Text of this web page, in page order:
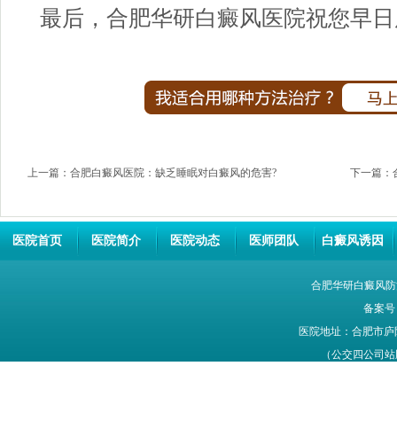
最后， 合肥华研白癜风医院祝您早
上一篇： 合肥白癜风医院：缺乏睡眠对白癜风的危害? 下一篇：
医院首页 医院简介 医院动态 医师团队 白癜风诱因
合肥华研白癜风
备案号
医院地址：合肥市
（公交四公司